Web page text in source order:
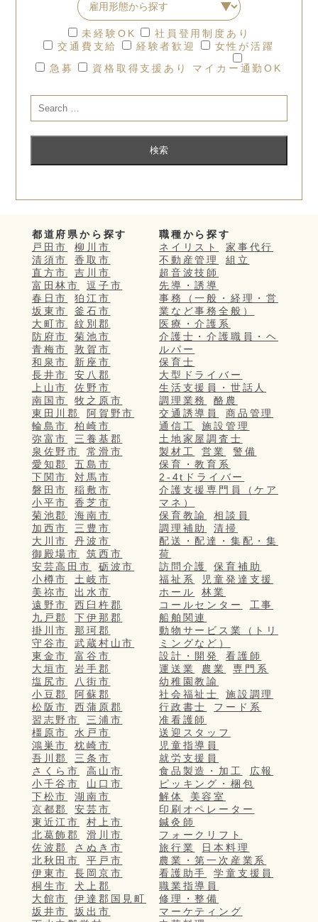
未経験OK
社員登用制度あり
交通費支給
経験者歓迎
女性が活躍
急募
資格取得支援あり マイカー通勤OK
都道府県から探す
戸田市
柳川市
清須市
香取市
直方市
吉川市
富田林市
逗子市
春日市
狛江市
坂東市
釜石市
大町市
紋別郡
防府市
菊池市
青梅市
敦賀市
和泉市
新座市
長井市
安八郡
上山市
佐野市
南国市
牧之原市
東田川郡
阿賀野市
輪島市
柏崎市
弥富市
三養基郡
泉佐野市
常滑市
愛知郡
五島市
下関市
対馬市
磐田市
稲敷市
小平市
香芝市
菊池郡
海南市
加西市
三豊市
大川市
丹波市
御殿場市
筑西市
安芸高田市
砺波市
小樽市
土岐市
美祢市
出水市
遠野市
西臼杵郡
九戸郡
下伊那郡
掛川市
那珂郡
守谷市
武蔵村山市
東金市
富谷市
大垣市
岩手郡
塩尻市
八街市
小豆郡
阿蘇郡
松阪市
西蒲原郡
習志野市
三浦市
橿原市
水戸市
鴻巣市
枕崎市
吾川郡
三条市
さくら市
高山市
小千谷市
山口市
下松市
湖南市
京都郡
安芸市
東近江市
村上市
北葛飾郡
滑川市
佐波郡
さぬき市
北秋田市
平戸市
伊東市
長岡京市
桐生市
犬上郡
大館市
伊達郡国見町
坂井市
坂出市
職種から探す
ネイリスト
家事代行
不動産管理
組立
超音波技師
先導・誘導
事務（一般・経理・営
業など事務全般）
医療・介護系
介護士・介護職員・ヘ
ルパー
保育士
大型ドライバー
生活支援員・世話人
調理業務
酪農
交通誘導員
商品管理
通信工
施設管理
土地家屋調査士
製材工
営業
警備
保育・教育系
2-4tドライバー
介護支援専門員（ケア
マネ）
保育教諭
相談員
調理補助
清掃
配送・配達・集配・集
荷
訪問介護
保育補助
福祉系
児童発達支援
ホール
林業
コールセンター
工事
船舶関連
動物サービス業（トリ
ミングなど）
設計・開発
看護師
運送業
農業
専門系
幼稚園教諭
社会福祉士
施設調理
行政書士
フード系
准看護師
送迎スタッフ
児童指導員
就労支援員
食品製造・加工
広報
ピッキング・梱包
解体
美容室
印刷オペレーター
鍼灸師
フォークリフト
旅行業
日本料理
農業・第一次産業系
看護助手
学童支援員
職業指導員
修理・整備
マーケティング